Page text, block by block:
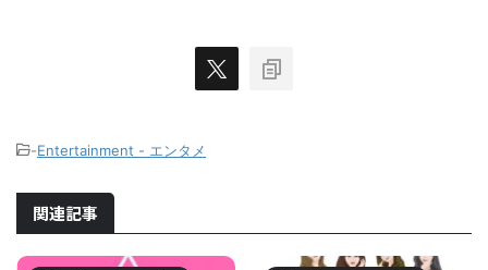
-Entertainment - エンタメ
関連記事